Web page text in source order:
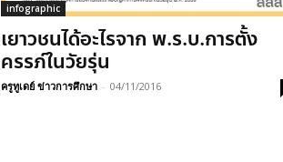
infographic
เยาวชนได้อะไรจาก พ.ร.บ.การตั้ง
ครรภ์ในวัยรุ่น
ครูทูเดย์ ข่าวการศึกษา - 04/11/2016